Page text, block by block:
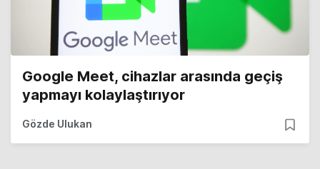
Google Meet, cihazlar arasında geçiş
yapmayı kolaylaştırıyor
Gözde Ulukan